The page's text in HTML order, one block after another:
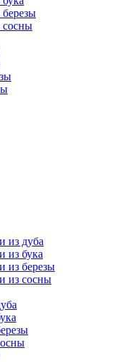
сосны
из дуба
из бука
из березы
из сосны